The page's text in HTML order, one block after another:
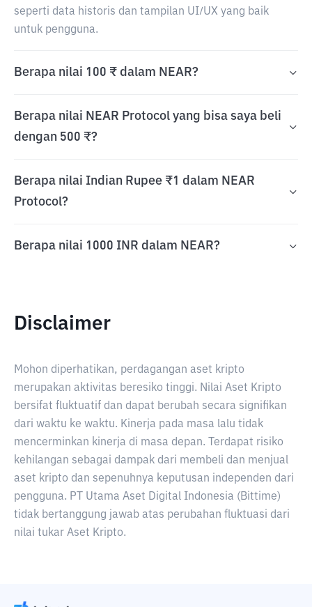
seperti data historis dan tampilan UI/UX yang baik
untuk pengguna.
Berapa nilai 100 ₹ dalam NEAR?
Berapa nilai NEAR Protocol yang bisa saya beli
dengan 500 ₹?
Berapa nilai Indian Rupee ₹1 dalam NEAR
Protocol?
Berapa nilai 1000 INR dalam NEAR?
Disclaimer
Mohon diperhatikan, perdagangan aset kripto
merupakan aktivitas beresiko tinggi. Nilai Aset Kripto
bersifat fluktuatif dan dapat berubah secara signifikan
dari waktu ke waktu. Kinerja pada masa lalu tidak
mencerminkan kinerja di masa depan. Terdapat risiko
kehilangan sebagai dampak dari membeli dan menjual
aset kripto dan sepenuhnya keputusan independen dari
pengguna. PT Utama Aset Digital Indonesia (Bittime)
tidak bertanggung jawab atas perubahan fluktuasi dari
nilai tukar Aset Kripto.